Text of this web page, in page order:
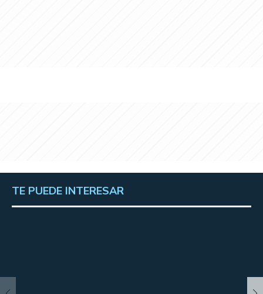
TE PUEDE INTERESAR